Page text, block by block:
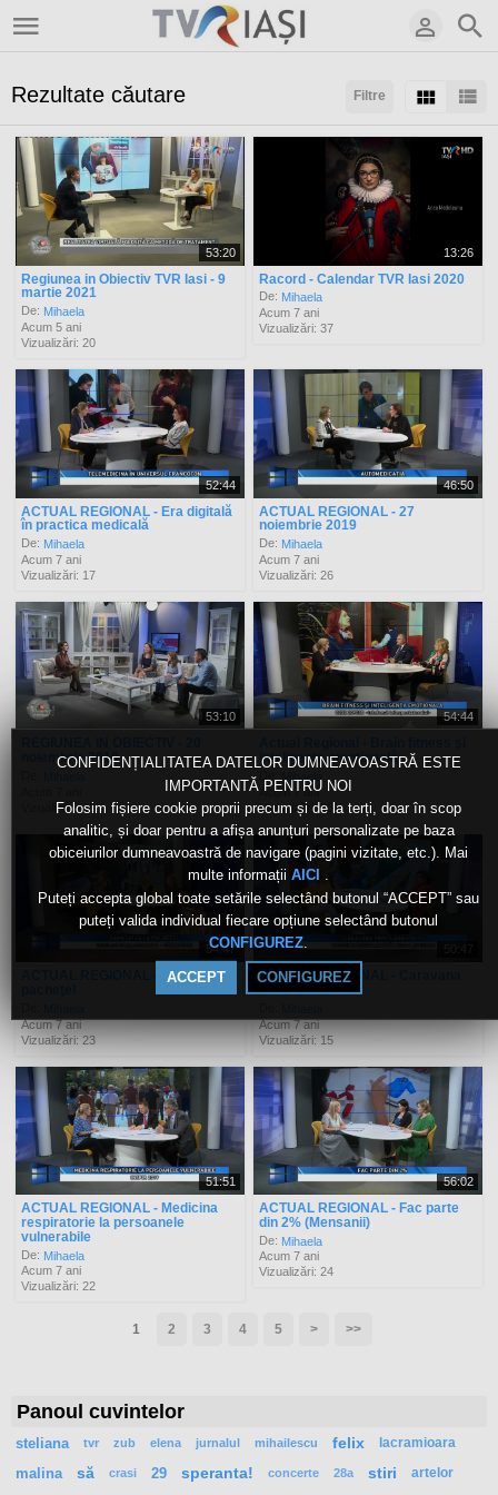
CONFIDENȚIALITATEA DATELOR DUMNEAVOASTRĂ ESTE
IMPORTANTĂ PENTRU NOI
Folosim fișiere cookie proprii precum și de la terți, doar în scop
analitic, și doar pentru a afișa anunțuri personalizate pe baza
obiceiurilor dumneavoastră de navigare (pagini vizitate, etc.). Mai
multe informații AICI .
Puteți accepta global toate setările selectând butonul “ACCEPT” sau
puteți valida individual fiecare opțiune selectând butonul
CONFIGUREZ
ACCEPT CONFIGUREZ
Filtre
Rezultate căutare
Sortaţi după:
Arată:
Rezultate/pagină:
53:20
Regiunea in Obiectiv TVR Iasi - 9
martie 2021
De: Mihaela
Acum 5 ani
Vizualizări: 20
13:26
Racord - Calendar TVR Iasi 2020
De: Mihaela
Acum 7 ani
Vizualizări: 37
52:44
ACTUAL REGIONAL - Era digitală
în practica medicală
De: Mihaela
Acum 7 ani
Vizualizări: 17
46:50
ACTUAL REGIONAL - 27
noiembrie 2019
De: Mihaela
Acum 7 ani
Vizualizări: 26
53:10
noiembrie 2019
Vizualizări: 45
54:44
inteligenţa emoţională
Acum 7 ani
Vizualizări: 35
54:47
ACTUAL REGIONAL - Sănătate la
Acum 7 ani
Vizualizări: 23
ACTUAL REGIONAL - Caravana
Profilaxiei
Acum 7 ani
Vizualizări: 15
51:51
ACTUAL REGIONAL - Medicina
respiratorie la persoanele
vulnerabile
De: Mihaela
Acum 7 ani
Vizualizări: 22
56:02
ACTUAL REGIONAL - Fac parte
din 2% (Mensanii)
De: Mihaela
Acum 7 ani
Vizualizări: 24
1 2 3 4 5 > >>
Panoul cuvintelor
steliana tvr zub elena jurnalul mihailescu felix lacramioara
malina să crasi 29 speranta! concerte 28a stiri
artelor